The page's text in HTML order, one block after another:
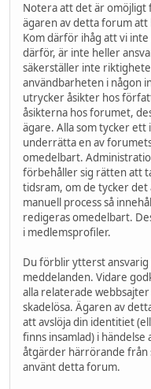
Notera att det är
ägaren av detta forum
Kom därför ihåg att vi
därför, är inte heller
säkerställer inte
användbarheten i någon
utrycker åsikter hos
åsikterna hos forumet,
ägare. Alla som tycker
underrätta en av
omedelbart.
förbehåller sig rätten att
tidsram, om de tycker
manuell process så
redigeras omedelbart.
i medlemsprofiler.
Du förblir ytterst
meddelanden. Vidare
alla relaterade
skadelösa. Ägaren av
att avslöja din identitiet
finns insamlad) i
åtgärder härrörande från
använt detta forum.